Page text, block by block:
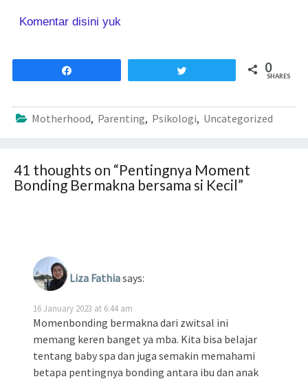
Komentar disini yuk
0
SHARES
Motherhood, Parenting, Psikologi, Uncategorized
41 thoughts on “Pentingnya Moment
Bonding Bermakna bersama si Kecil”
Liza Fathiasays:
16 January 2023 at 6:44 am
Momenbonding bermakna dari zwitsal ini
memang keren banget ya mba. Kita bisa belajar
tentang baby spa dan juga semakin memahami
betapa pentingnya bonding antara ibu dan anak